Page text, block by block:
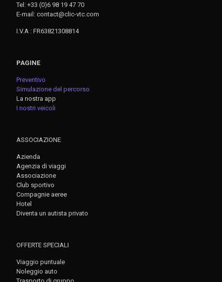
Tel: +33 (0)6 98 19 47 70
E-mail: contact@clic-vtc.com
I.V.A : FR63821308814
PAGINE
Preventivo
Simulazione del percorso
La nostra app
I nostri veicoli
ASSOCIAZIONE
Azienda
Agenzia di viaggi
Associazione
Club sportivo
Compagnie aeree
Hotel
Diventa un autista privato
OFFERTE SPECIALI
Viaggio puntuale
Noleggio auto